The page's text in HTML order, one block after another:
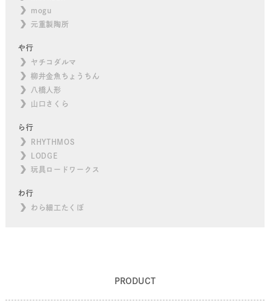
mogu
元重製陶所
や行
ヤチコダルマ
柳井金魚ちょうちん
八橋人形
山口さくら
ら行
RHYTHMOS
LODGE
玩具ロードワークス
わ行
わら細工たくぼ
PRODUCT